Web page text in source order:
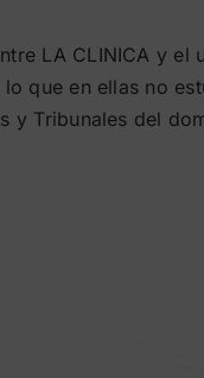
LA CLINICA y
que en ellas no
Tribunales del